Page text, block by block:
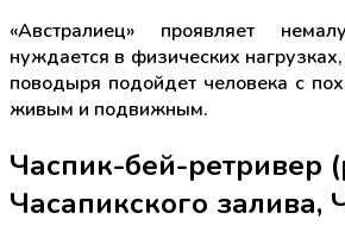
«Австралиец» проявляет
нуждается в физических
поводыря подойдет человека с
живым и подвижным.
Часпик-бей-ретривер
Часапикского залива,